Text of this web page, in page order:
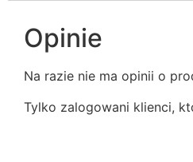
Opinie
Na razie nie ma opinii o
Tylko zalogowani klienci,